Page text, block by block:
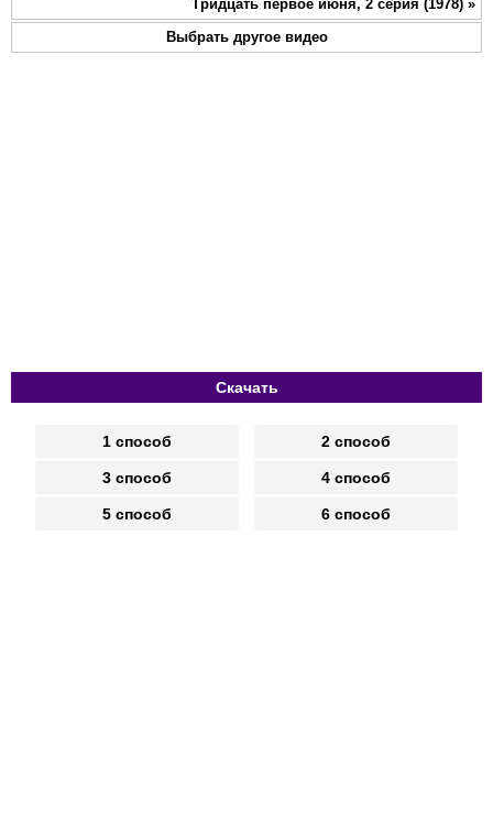
Тридцать первое июня, 2 серия (1978) »
Выбрать другое видео
Скачать
1 способ 2 способ
3 способ 4 способ
5 способ 6 способ